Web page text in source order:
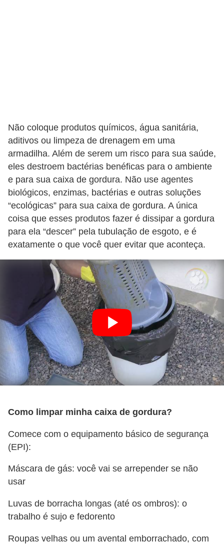
Não coloque produtos químicos, água sanitária,
aditivos ou limpeza de drenagem em uma
armadilha. Além de serem um risco para sua saúde,
eles destroem bactérias benéficas para o ambiente
e para sua caixa de gordura. Não use agentes
biológicos, enzimas, bactérias e outras soluções
“ecológicas” para sua caixa de gordura. A única
coisa que esses produtos fazer é dissipar a gordura
para ela “descer” pela tubulação de esgoto, e é
exatamente o que você quer evitar que aconteça.
Como limpar minha caixa de gordura?
Comece com o equipamento básico de segurança
(EPI):
Máscara de gás: você vai se arrepender se não
usar
Luvas de borracha longas (até os ombros): o
trabalho é sujo e fedorento
Roupas velhas ou um avental emborrachado, com